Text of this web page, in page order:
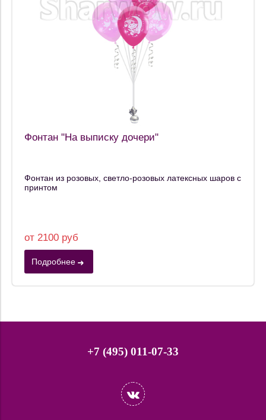
Фонтан "На выписку дочери"
Фонтан из розовых, светло-розовых латексных шаров с
принтом
от 2100 руб
Подробнее
+7 (495) 011-07-33